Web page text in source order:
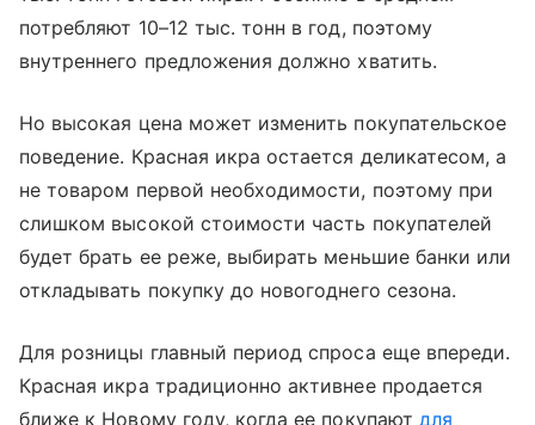
потребляют 10–12 тыс. тонн в год, поэтому
внутреннего предложения должно хватить.
Но высокая цена может изменить покупательское
поведение. Красная икра остается деликатесом, а
не товаром первой необходимости, поэтому при
слишком высокой стоимости часть покупателей
будет брать ее реже, выбирать меньшие банки или
откладывать покупку до новогоднего сезона.
Для розницы главный период спроса еще впереди.
Красная икра традиционно активнее продается
ближе к Новому году, когда ее покупают для